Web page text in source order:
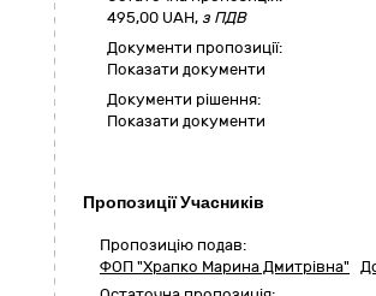
495,00 UAH, з ПДВ
Документи пропозиції:
Показати документи
Документи рішення:
Показати документи
Пропозиції Учасників
Пропозицію подав:
ФОП "Храпко Марина Дмитрівна"